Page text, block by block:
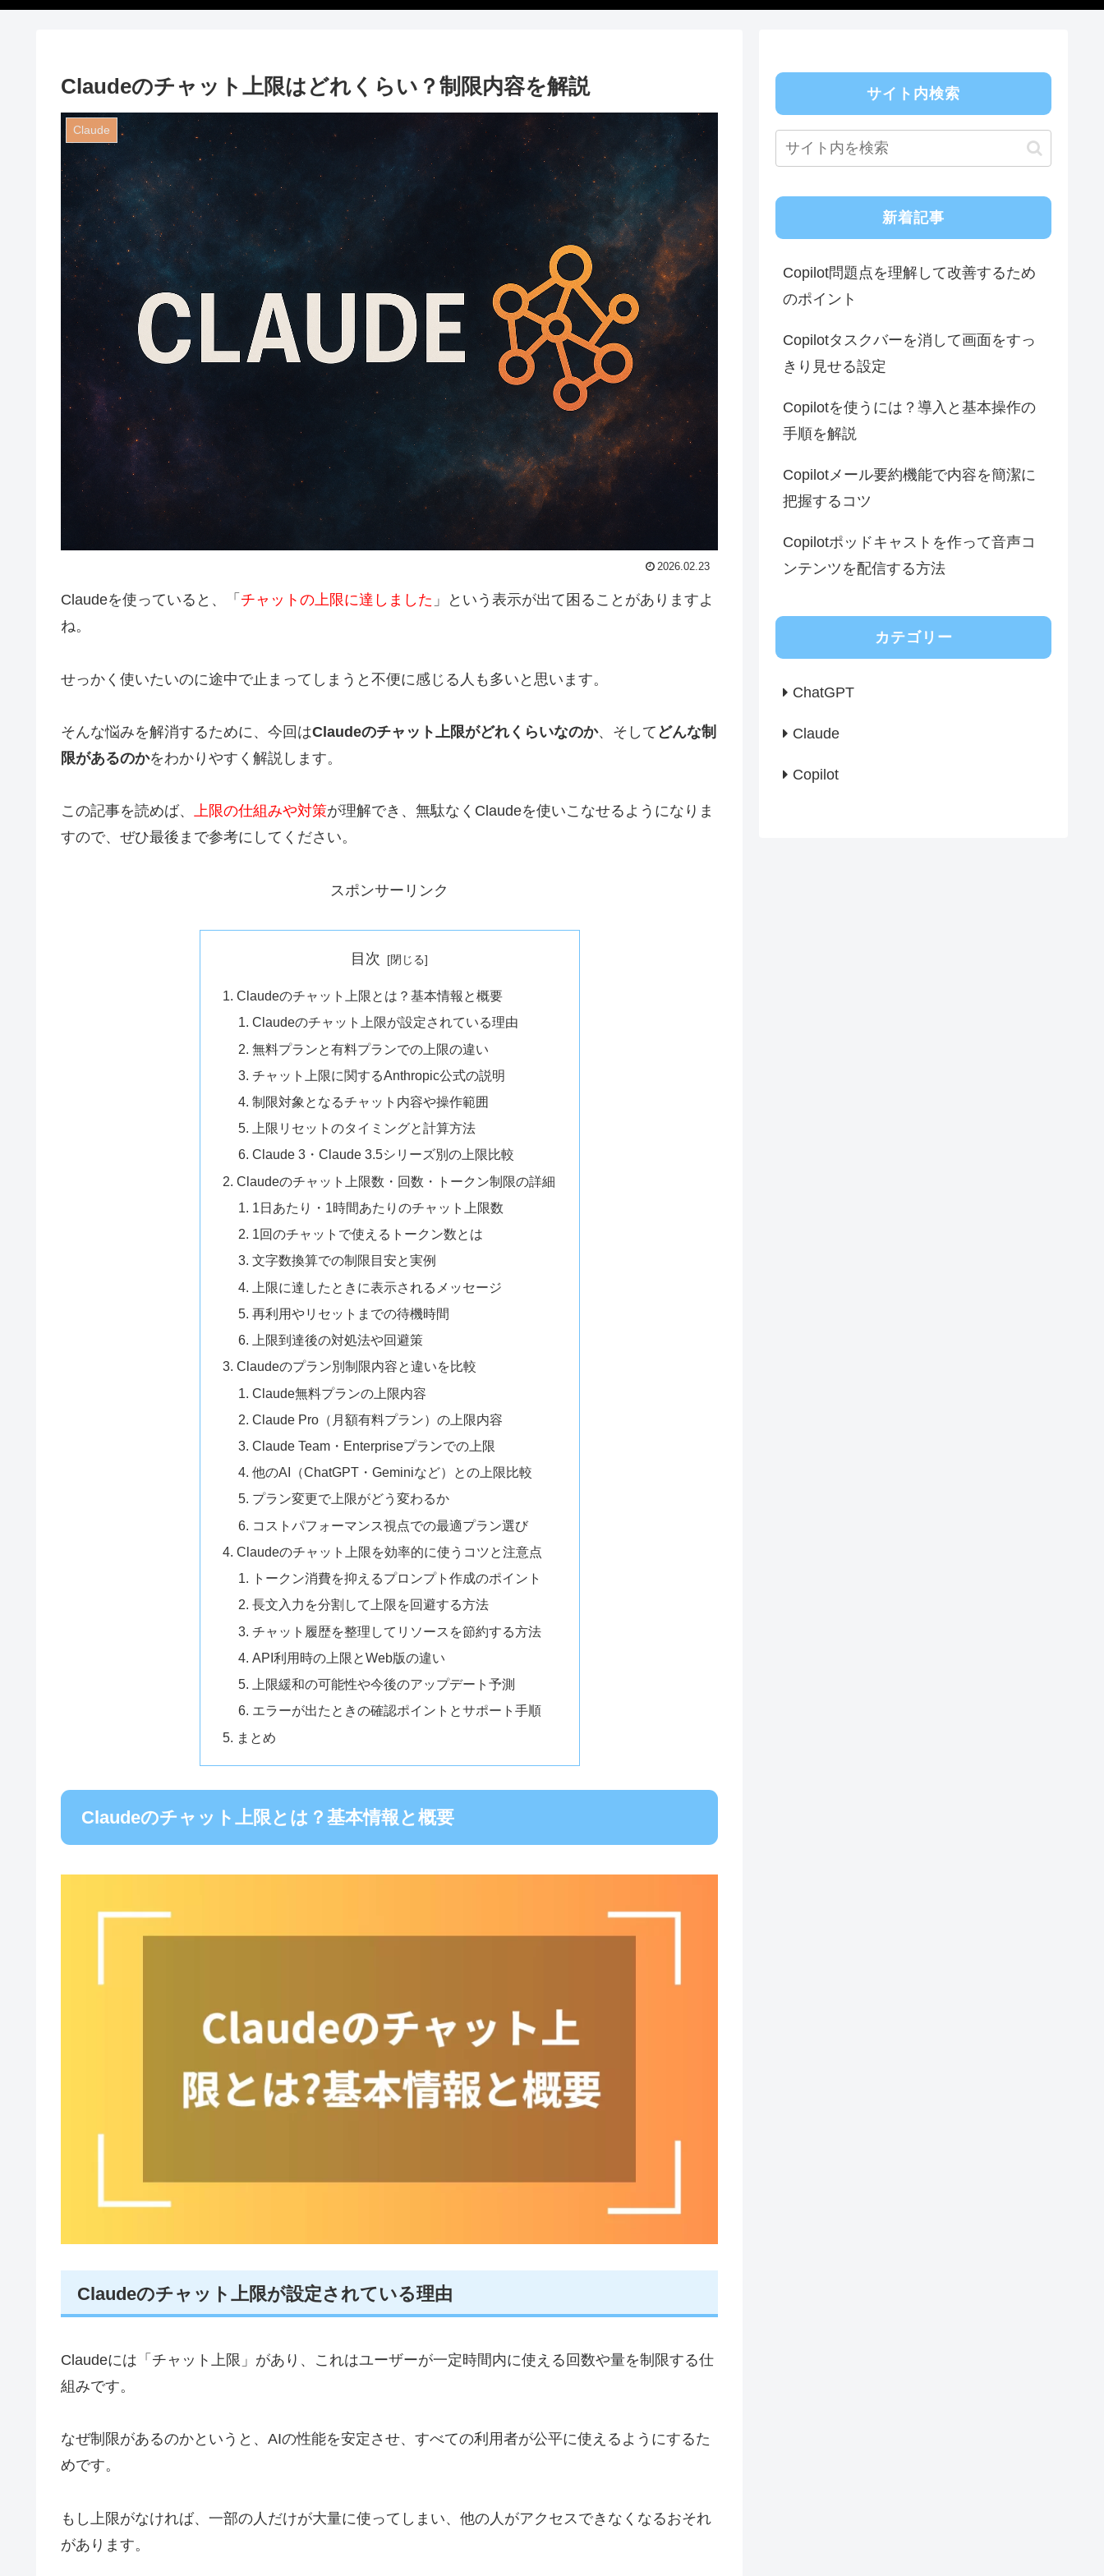
Claudeのチャット上限はどれくらい？制限内容を解説
Claude
2026.02.23
Claudeを使っていると、「 チャットの上限に達しました 」という表示が出て困ることがありますよ
ね。
せっかく使いたいのに途中で止まってしまうと不便に感じる人も多いと思います。
そんな悩みを解消するために、今回はClaudeのチャット上限がどれくらいなのか、そして どんな制
限があるのかをわかりやすく解説します。
この記事を読めば、 上限の仕組みや対策が理解でき、無駄なくClaudeを使いこなせるようになりま
すので、ぜひ最後まで参考にしてください。
スポンサーリンク
目次
Claudeのチャット上限とは？基本情報と概要
Claudeのチャット上限が設定されている理由
無料プランと有料プランでの上限の違い
チャット上限に関するAnthropic公式の説明
制限対象となるチャット内容や操作範囲
上限リセットのタイミングと計算方法
Claude 3・Claude 3.5シリーズ別の上限比較
Claudeのチャット上限数・回数・トークン制限の詳細
1日あたり・1時間あたりのチャット上限数
1回のチャットで使えるトークン数とは
文字数換算での制限目安と実例
上限に達したときに表示されるメッセージ
再利用やリセットまでの待機時間
上限到達後の対処法や回避策
Claudeのプラン別制限内容と違いを比較
Claude無料プランの上限内容
Claude Pro（月額有料プラン）の上限内容
Claude Team・Enterpriseプランでの上限
他のAI（ChatGPT・Geminiなど）との上限比較
プラン変更で上限がどう変わるか
コストパフォーマンス視点での最適プラン選び
Claudeのチャット上限を効率的に使うコツと注意点
トークン消費を抑えるプロンプト作成のポイント
長文入力を分割して上限を回避する方法
チャット履歴を整理してリソースを節約する方法
API利用時の上限とWeb版の違い
上限緩和の可能性や今後のアップデート予測
エラーが出たときの確認ポイントとサポート手順
まとめ
Claudeのチャット上限とは？基本情報と概要
Claudeのチャット上限が設定されている理由
Claudeには「チャット上限」があり、これはユーザーが一定時間内に使える回数や量を制限する仕
組みです。
なぜ制限があるのかというと、AIの性能を安定させ、すべての利用者が公平に使えるようにするた
めです。
もし上限がなければ、一部の人だけが大量に使ってしまい、他の人がアクセスできなくなるおそれ
があります。
サイト内検索
新着記事
Copilot問題点を理解して改善するため
のポイント
Copilotタスクバーを消して画面をすっ
きり見せる設定
Copilotを使うには？導入と基本操作の
手順を解説
Copilotメール要約機能で内容を簡潔に
把握するコツ
Copilotポッドキャストを作って音声コ
ンテンツを配信する方法
カテゴリー
ChatGPT
Claude
Copilot